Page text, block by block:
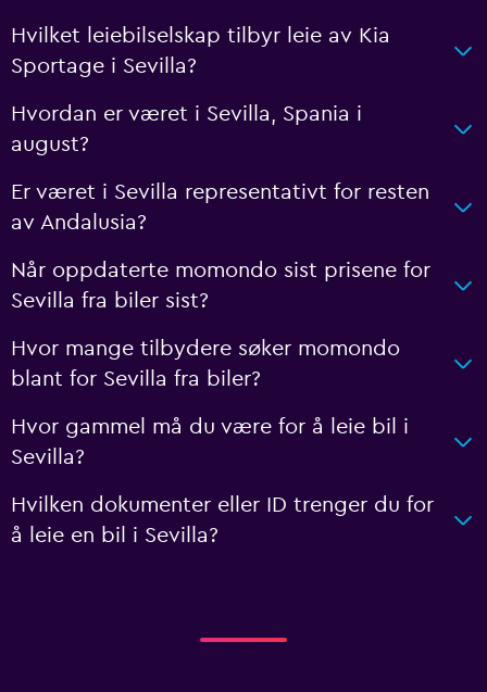
Hvilket leiebilselskap tilbyr leie av Kia
Sportage i Sevilla?
Hvordan er været i Sevilla, Spania i
august?
Er været i Sevilla representativt for resten
av Andalusia?
Når oppdaterte momondo sist prisene for
Sevilla fra biler sist?
Hvor mange tilbydere søker momondo
blant for Sevilla fra biler?
Hvor gammel må du være for å leie bil i
Sevilla?
Hvilken dokumenter eller ID trenger du for
å leie en bil i Sevilla?